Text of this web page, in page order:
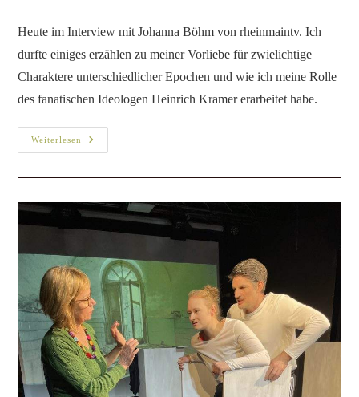
Heute im Interview mit Johanna Böhm von rheinmaintv. Ich
durfte einiges erzählen zu meiner Vorliebe für zwielichtige
Charaktere unterschiedlicher Epochen und wie ich meine Rolle
des fanatischen Ideologen Heinrich Kramer erarbeitet habe.
Weiterlesen